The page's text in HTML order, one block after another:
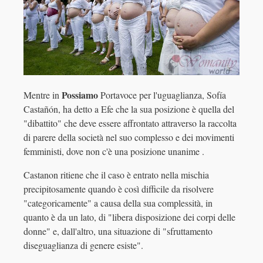
Mentre in PossiamoPortavoce per l'uguaglianza, Sofía
Castañón, ha detto a Efe che la sua posizione è quella del
"dibattito" che deve essere affrontato attraverso la raccolta
di parere della società nel suo complesso e dei movimenti
femministi, dove non c'è una posizione unanime .
Castanon ritiene che il caso è entrato nella mischia
precipitosamente quando è così difficile da risolvere
"categoricamente" a causa della sua complessità, in
quanto è da un lato, di "libera disposizione dei corpi delle
donne" e, dall'altro, una situazione di "sfruttamento
diseguaglianza di genere esiste".